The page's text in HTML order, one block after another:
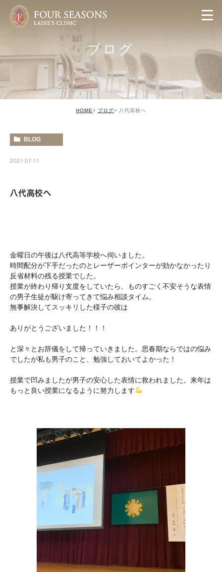
ブログ
HOME ブログ 八代高校へ
BLOG
2021.07.11
八代高校へ
金曜日の午後は八代高等学校へ伺いました。
時間配分が下手だったのとレーザーポインターが効かなかったり
反省材料の残る授業でした。
授業が終わり帰り支度をしていたら、ものすごく不安そうな表情
の男子生徒が駆け寄ってきて悩み相談タイム。
無事解決してスッキリした様子の彼は
ありがとうございました！！！
と深々とお辞儀をして帰っていきました。思春期ならではの悩み
でしたが私も男子のこと、勉強しておいてよかった！
授業で凹みましたが男子の安心した表情に救われました。来年は
もっと良い授業になるように努力します